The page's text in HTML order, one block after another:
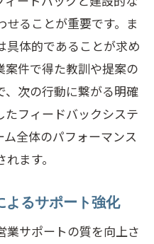
ることが重要です。ま
具体的であることが求め
案件で得た教訓や提案の
、次の行動に繋がる明確
たフィードバックシステ
全体のパフォーマンス
ます。
よるサポート強化
業サポートの質を向上さ